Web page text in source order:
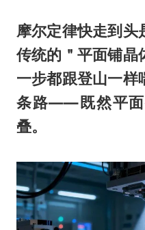
摩尔定律快走到头
传统的＂平面铺晶
一步都跟登山一样
条路——既然平面
叠。